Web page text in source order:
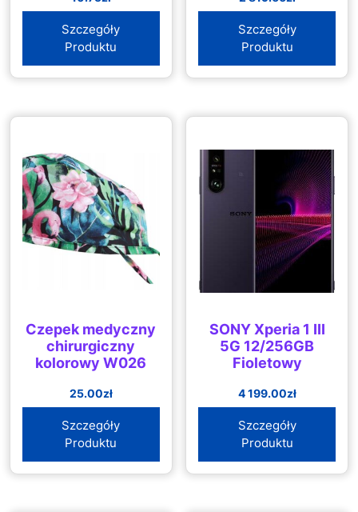
Szczegóły
Produktu
Szczegóły
Produktu
Czepek medyczny
chirurgiczny
kolorowy W026
25.00zł
Szczegóły
Produktu
SONY Xperia 1 III
5G 12/256GB
Fioletowy
4 199.00zł
Szczegóły
Produktu